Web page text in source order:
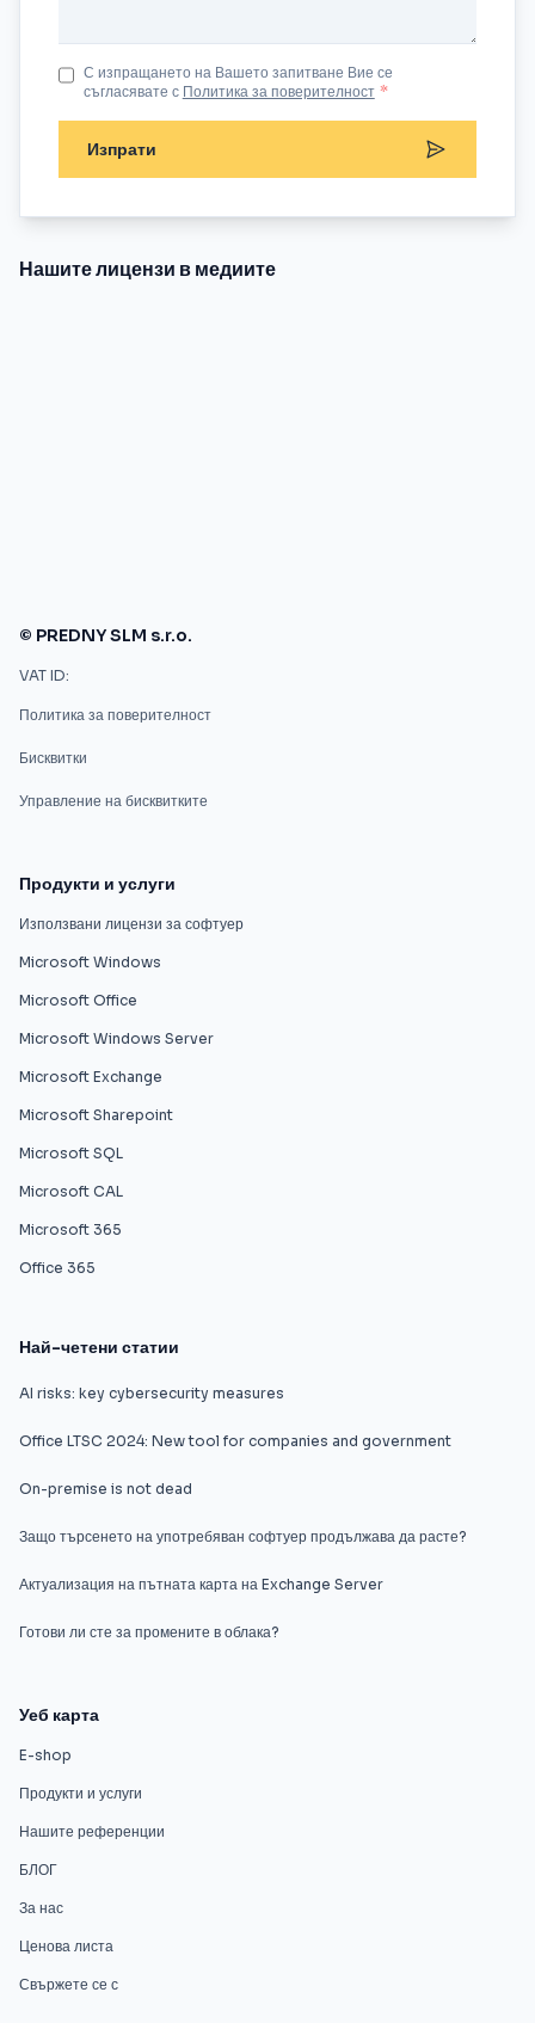
С изпращането на Вашето запитване Вие се
съгласявате с Политика за поверителност *
Изпрати
Нашите лицензи в медиите
© PREDNY SLM s.r.o.
VAT ID:
Политика за поверителност
Бисквитки
Управление на бисквитките
Продукти и услуги
Използвани лицензи за софтуер
Microsoft Windows
Microsoft Office
Microsoft Windows Server
Microsoft Exchange
Microsoft Sharepoint
Microsoft SQL
Microsoft CAL
Microsoft 365
Office 365
Най-четени статии
AI risks: key cybersecurity measures
Office LTSC 2024: New tool for companies and government
On-premise is not dead
Защо търсенето на употребяван софтуер продължава да расте?
Актуализация на пътната карта на Exchange Server
Готови ли сте за промените в облака?
Уеб карта
E-shop
Продукти и услуги
Нашите референции
БЛОГ
За нас
Ценова листа
Свържете се с